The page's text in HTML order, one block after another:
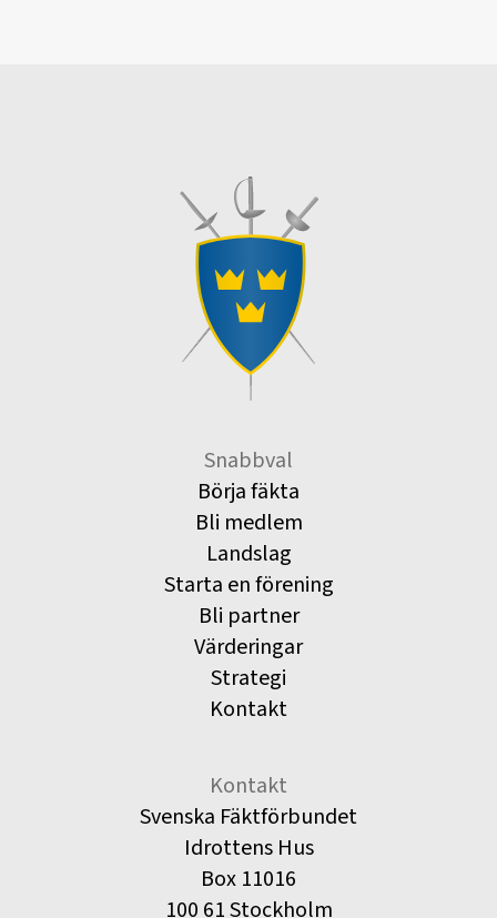
Snabbval
Börja fäkta
Bli medlem
Landslag
Starta en förening
Bli partner
Värderingar
Strategi
Kontakt
Kontakt
Svenska Fäktförbundet
Idrottens Hus
Box 11016
100 61 Stockholm